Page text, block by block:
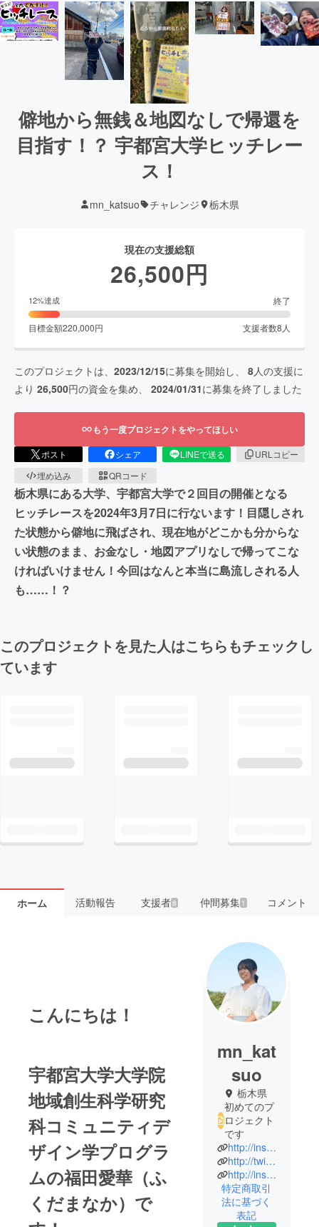
僻地から無銭＆地図なしで帰還を
目指す︎！？ 宇都宮大学ヒッチレー
ス！
mn_katsuo チャレンジ 栃木県
現在の支援総額
26,500円
12%達成 終了
目標金額220,000円 支援者数8 人
このプロジェクトは、 2023/12/15に募集を開始し、 8人の支援に
より 26,500円の資金を集め、 2024/01/31に募集を終了しました
もう一度プロジェクトをやってほしい
ポスト シェア LINEで送る
URLコピー
埋め込み
QRコード
栃木県にある大学、宇都宮大学で２回目の開催となる
ヒッチレースを2024年3月7日に行ないます！目隠しされ
た状態から僻地に飛ばされ、現在地がどこかも分からな
い状態のまま、お金なし・地図アプリなしで帰ってこな
ければいけません！今回はなんと本当に島流しされる人
も……！？
このプロジェクトを見た人はこちらもチェックし
ています
ホーム 活動報告 支援者8 仲間募集 1 コメント
こんにちは！
宇都宮大学大学院
地域創生科学研究
科コミュニティデ
ザイン学プログラ
ムの福田愛華（ふ
くだまなか）で
mn_kat
suo
栃木県
初めてのプ
ロジェクト
です
http://instagram.com/mn_katsuo
http://twitter.com/mn_katsuo
http://instagram.com/udai.hitch
特定商取引
法に基づく
表記